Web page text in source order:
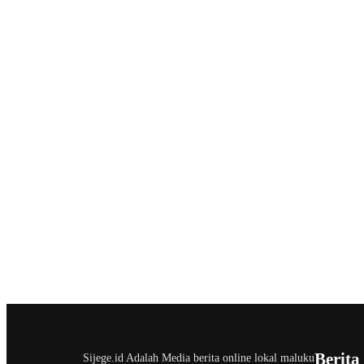
Sijege.id Adalah Media berita online lokal malukuBerita